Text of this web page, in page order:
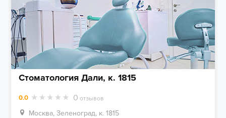
Стоматология Дали, к. 1815
0.0 0 отзывов
Москва, Зеленоград, к. 1815